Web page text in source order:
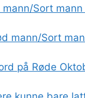
mann/Sort
mann/Sort
på Røde